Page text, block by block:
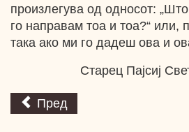
произлегува од односот:
го направам тоа и тоа?“ или,
така ако ми го дадеш ова и
Старец Пајсиј
Пред